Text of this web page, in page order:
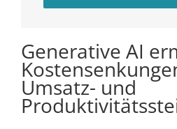
Generative AI
Umsatz- und